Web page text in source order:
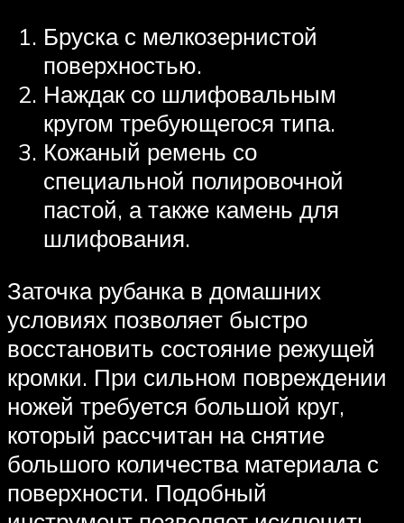
Бруска с мелкозернистой
поверхностью.
Наждак со шлифовальным
кругом требующегося типа.
Кожаный ремень со
специальной полировочной
пастой, а также камень для
шлифования.
Заточка рубанка в домашних
условиях позволяет быстро
восстановить состояние режущей
кромки. При сильном повреждении
ножей требуется большой круг,
который рассчитан на снятие
большого количества материала с
поверхности. Подобный